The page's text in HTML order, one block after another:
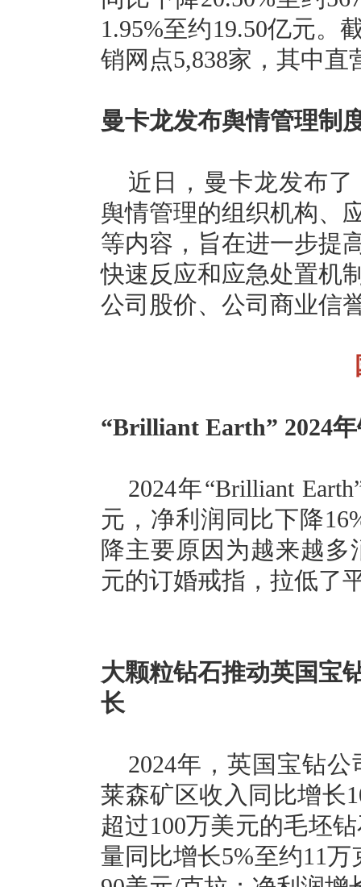
1.95%至约19.50亿元。
销网点5,838家，其中直
曼卡龙发布舆情管理制
近日，曼卡龙发布
舆情管理的组织机构、
等内容，旨在进一步提
快速反应和应急处置机
公司股价、公司商业信
“Brilliant Earth” 2024
2024年“Brilliant
元，净利润同比下降
降主要原因为越来越多
元的订婚戒指，拉低了
大颗粒钻石推动英国宝
长
2024年，英国宝钻公
莱森矿区收入同比增长
超过100万美元的毛坯
量同比增长5%至约11